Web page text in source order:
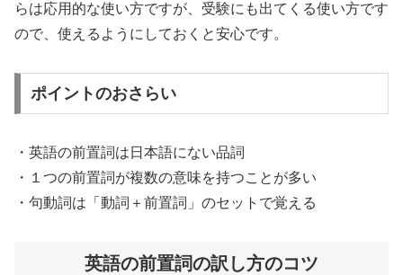
らは応用的な使い方ですが、受験にも出てくる使い方です
ので、使えるようにしておくと安心です。
ポイントのおさらい
・英語の前置詞は日本語にない品詞
・１つの前置詞が複数の意味を持つことが多い
・句動詞は「動詞＋前置詞」のセットで覚える
英語の前置詞の訳し方のコツ